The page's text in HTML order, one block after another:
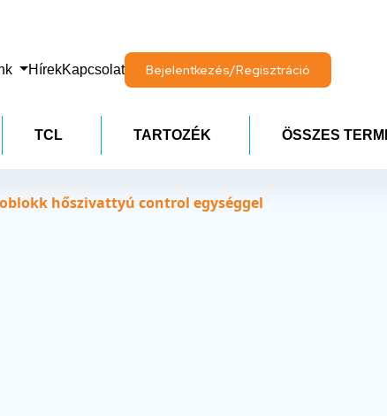
HírekKapcsolat Bejelentkezés/Regisztráció
TCL TARTOZÉK ÖSSZES
hőszivattyú control egységgel